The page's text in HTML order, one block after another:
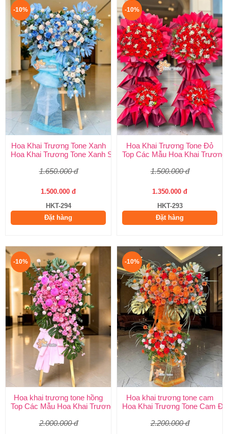
-10%
Hoa Khai Trương Tone Xanh
Hoa Khai Trương Tone Xanh Sang Trọng, Độc Đáo | Shop Hoa
1.650.000 đ
1.500.000 đ
HKT-294
Đặt hàng
-10%
Hoa Khai Trương Tone Đỏ
Top Các Mẫu Hoa Khai
1.500.000 đ
1.350.000 đ
HKT-293
Đặt hàng
-10%
Hoa khai trương tone hồng
Top Các Mẫu Hoa Khai Trương Tone Hồng Đẹp, Sang Trọng,
2.000.000 đ
-10%
Hoa khai trương tone cam
Hoa Khai Trương Tone Cam
2.200.000 đ